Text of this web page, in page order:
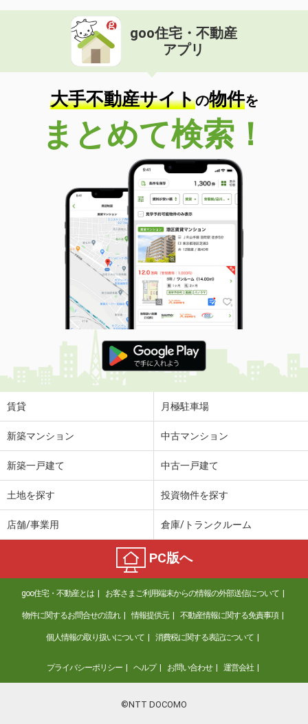
goo住宅・不動産
アプリ
大手不動産サイトの物件を
まとめて検索！
賃貸 月極駐車場
新築マンション 中古マンション
新築一戸建て 中古一戸建て
土地を探す 投資物件を探す
店舗/事業用 倉庫/トランクルーム
PC版へ
goo住宅・不動産とは お客さまご利用端末からの情報の外部送信について
物件に関するお問合せの流れ 情報提供元 不動産情報に関する免責事項
個人情報の取り扱いについて 消費税に関する表記について
プライバシーポリシー ヘルプ お問い合わせ 運営会社
©NTT DOCOMO